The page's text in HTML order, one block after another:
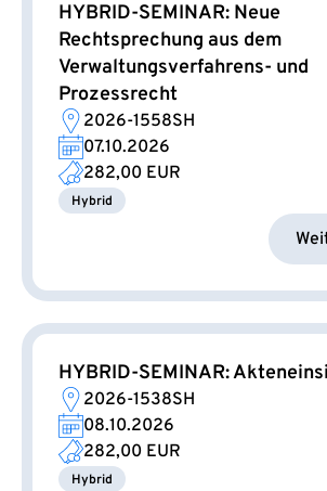
HYBRID-SEMINAR: Neue
Rechtsprechung aus dem
Verwaltungsverfahrens- und
Prozessrecht
2026-1558SH
07.10.2026
282,00 EUR
Hybrid
HYBRID-SEMINAR:
2026-1538SH
08.10.2026
282,00 EUR
Hybrid